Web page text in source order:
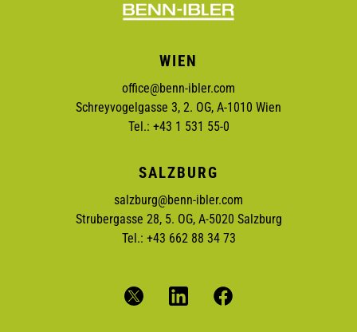
WIEN
office@benn-ibler.com
Schreyvogelgasse 3, 2. OG, A-1010 Wien
Tel.: +43 1 531 55-0
SALZBURG
salzburg@benn-ibler.com
Strubergasse 28, 5. OG, A-5020 Salzburg
Tel.: +43 662 88 34 73